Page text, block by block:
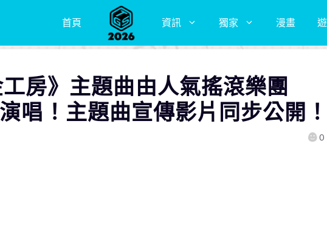
首頁 資訊 獨家 漫畫
工房》主題曲由人氣搖滾樂團
唱！主題曲宣傳影片同步公開
0